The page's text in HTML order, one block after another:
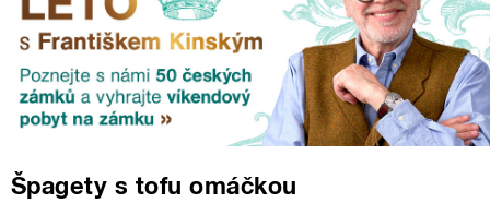
Špagety s tofu omáčkou